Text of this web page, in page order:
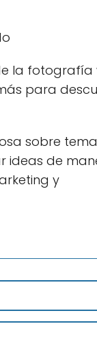
la fotografía
para
sobre
ideas de
y